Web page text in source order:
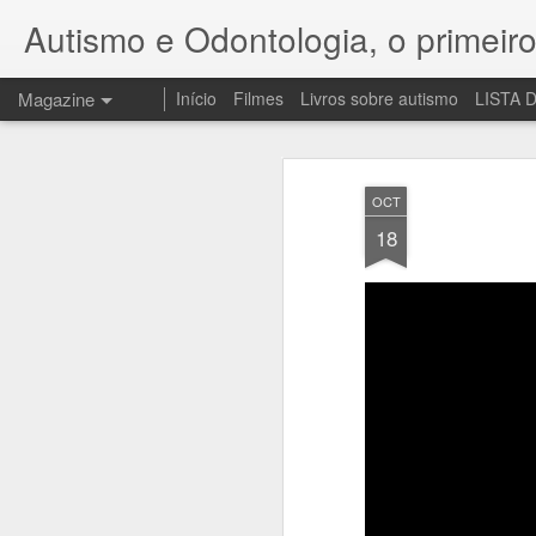
OCT
18
Autismo e Odontologia, o
Magazine Início Filmes Livros sobre autismo LISTA